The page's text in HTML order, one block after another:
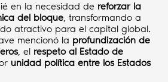
en la necesidad de reforzar la
del bloque, transformando a
atractivo para el capital global.
mencionó la profundización de
, el respeto al Estado de
unidad política entre los Estados